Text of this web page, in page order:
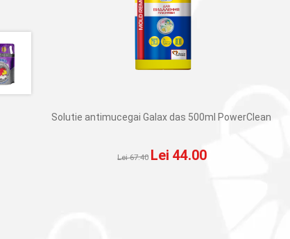
Solutie antimucegai Galax das 500ml PowerClean
Lei67.40 Prețul
Lei 44.00Prețul